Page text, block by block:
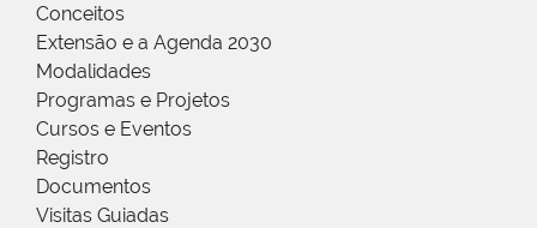
Conceitos
Extensão e a Agenda 2030
Modalidades
Programas e Projetos
Cursos e Eventos
Registro
Documentos
Visitas Guiadas